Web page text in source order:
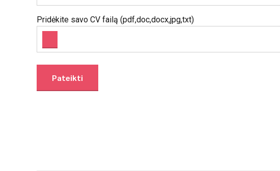
Pridėkite savo CV failą (pdf,doc,docx,jpg,txt)